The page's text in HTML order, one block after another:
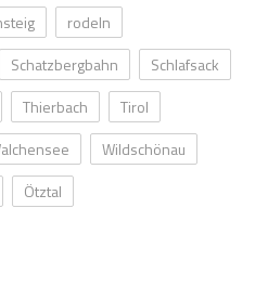
rodeln
Schatzbergbahn
Schlafsack
Thierbach
Tirol
Wildschönau
Ötztal